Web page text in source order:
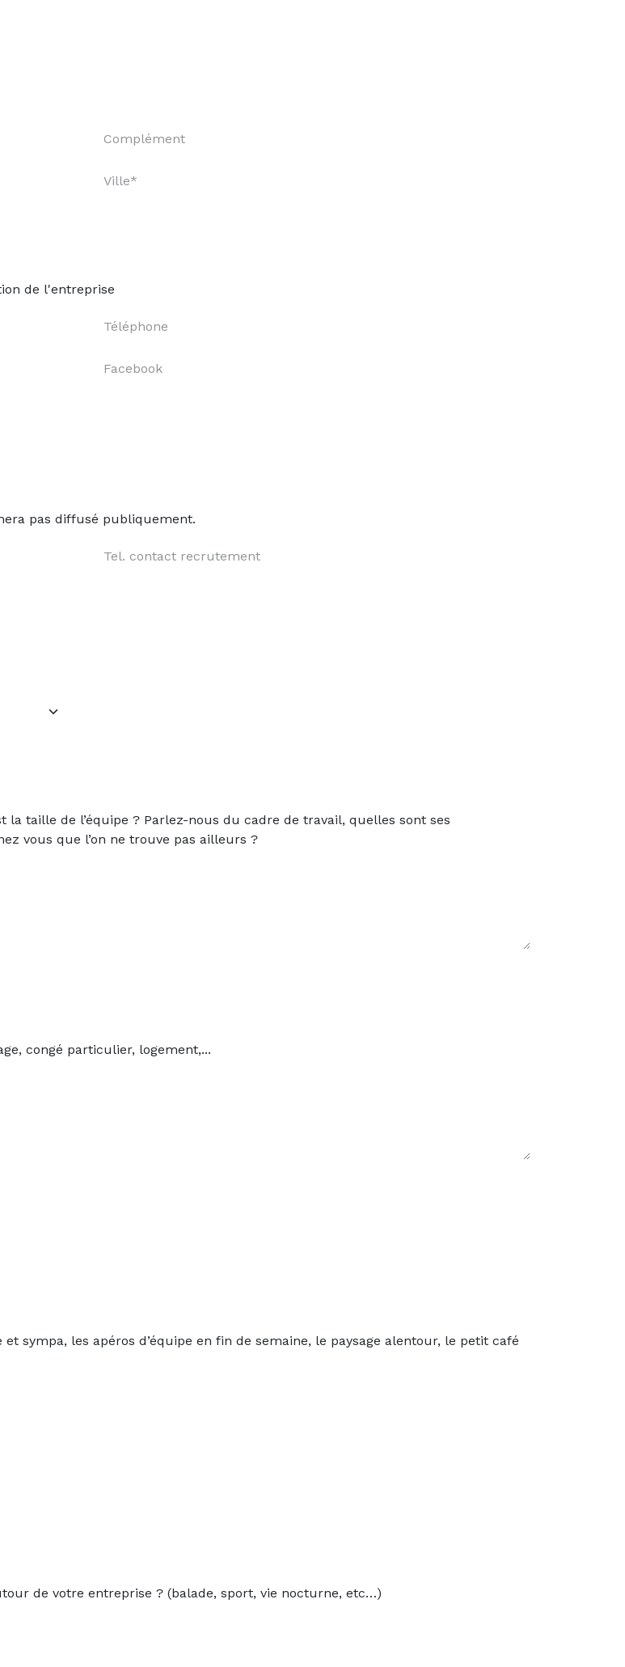
de l'entreprise
pas diffusé publiquement.
taille de l’équipe ? Parlez-nous du cadre de travail, quelles sont ses
vous que l’on ne trouve pas ailleurs ?
congé particulier, logement,...
sympa, les apéros d’équipe en fin de semaine, le paysage alentour, le petit café
de votre entreprise ? (balade, sport, vie nocturne, etc…)